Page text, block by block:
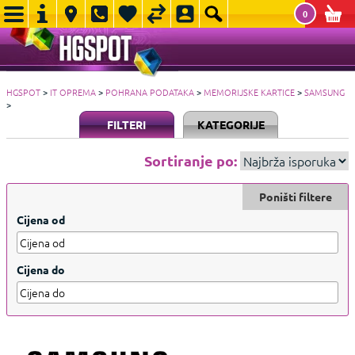
0
HGSPOT> IT OPREMA> POHRANA PODATAKA>MEMORIJSKE KARTICE>SAMSUNG
>
FILTERI KATEGORIJE
Sortiranje po:
Cijena od
Cijena do
Poništi filtere